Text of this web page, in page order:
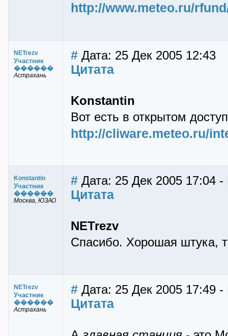
http://www.meteo.ru/
NETrezv
Участник
������
Астрахань
# Дата: 25 Дек 2005 12:43
Цитата
Konstantin
Вот есть в открытом
http://cliware.meteo.ru/
Konstantin
Участник
������
Москва, ЮЗАО
# Дата: 25 Дек 2005 17:04
Цитата
NETrezv
Спасибо. Хорошая штука,
NETrezv
Участник
������
Астрахань
# Дата: 25 Дек 2005 17:49
Цитата